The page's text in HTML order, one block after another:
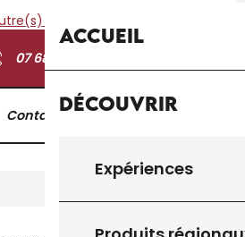
Accueil
Découvrir
Expériences
prestation(s)
07 68 14 02
Contactez-nous